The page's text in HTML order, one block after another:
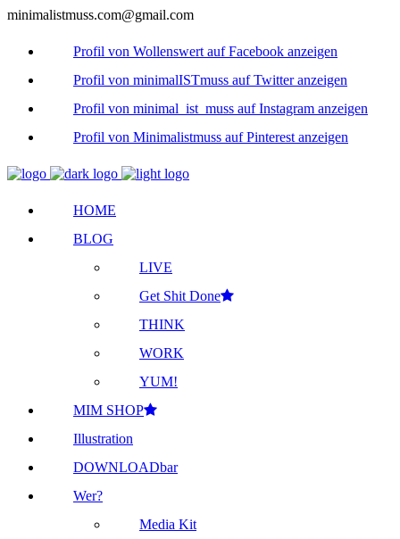
minimalistmuss.com@gmail.com
Profil von Wollenswert auf Facebook anzeigen
Profil von minimalISTmuss auf Twitter anzeigen
Profil von minimal_ist_muss auf Instagram anzeigen
Profil von Minimalistmuss auf Pinterest anzeigen
HOME
BLOG
LIVE
Get Shit Done
THINK
WORK
YUM!
MIM SHOP
Illustration
DOWNLOADbar
Wer?
Media Kit